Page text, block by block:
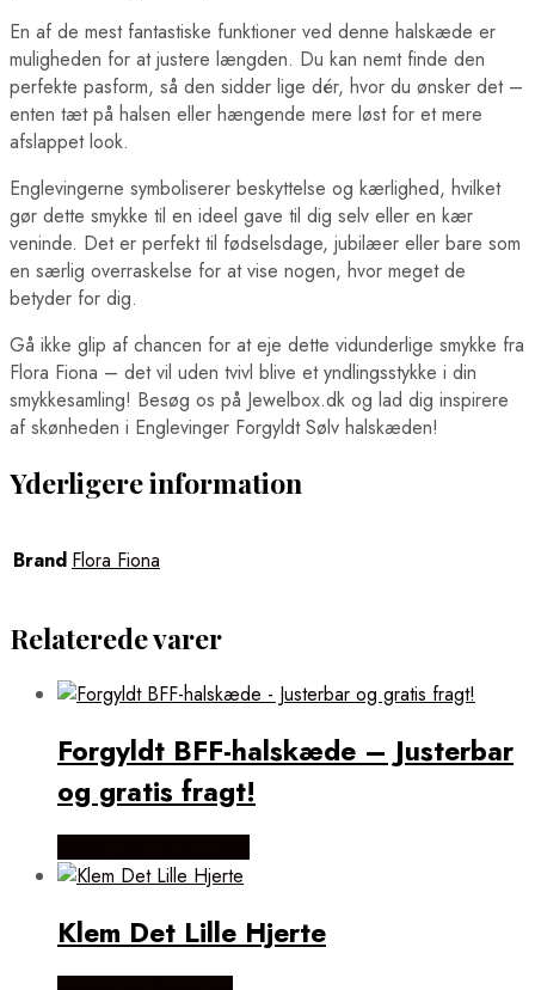
En af de mest fantastiske funktioner ved denne halskæde er
muligheden for at justere længden. Du kan nemt finde den
perfekte pasform, så den sidder lige dér, hvor du ønsker det –
enten tæt på halsen eller hængende mere løst for et mere
afslappet look.
Englevingerne symboliserer beskyttelse og kærlighed, hvilket
gør dette smykke til en ideel gave til dig selv eller en kær
veninde. Det er perfekt til fødselsdage, jubilæer eller bare som
en særlig overraskelse for at vise nogen, hvor meget de
betyder for dig.
Gå ikke glip af chancen for at eje dette vidunderlige smykke fra
Flora Fiona – det vil uden tvivl blive et yndlingsstykke i din
smykkesamling! Besøg os på Jewelbox.dk og lad dig inspirere
af skønheden i Englevinger Forgyldt Sølv halskæden!
Yderligere information
Brand Flora Fiona
Relaterede varer
Forgyldt BFF-halskæde – Justerbar
og gratis fragt!
Klem Det Lille Hjerte